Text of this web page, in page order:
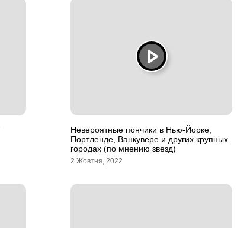
Невероятные пончики в Нью-Йорке,
Портленде, Ванкувере и других крупных
городах (по мнению звезд)
2 Жовтня, 2022